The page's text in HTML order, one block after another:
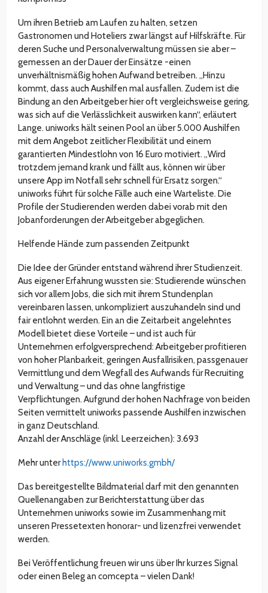
Um ihren Betrieb am Laufen zu halten, setzen
Gastronomen und Hoteliers zwar längst auf Hilfskräfte. Für
deren Suche und Personalverwaltung müssen sie aber –
gemessen an der Dauer der Einsätze -einen
unverhältnismäßig hohen Aufwand betreiben. „Hinzu
kommt, dass auch Aushilfen mal ausfallen. Zudem ist die
Bindung an den Arbeitgeber hier oft vergleichsweise gering,
was sich auf die Verlässlichkeit auswirken kann“, erläutert
Lange. uniworks hält seinen Pool an über 5.000 Aushilfen
mit dem Angebot zeitlicher Flexibilität und einem
garantierten Mindestlohn von 16 Euro motiviert. „Wird
trotzdem jemand krank und fällt aus, können wir über
unsere App im Notfall sehr schnell für Ersatz sorgen.“
uniworks führt für solche Fälle auch eine Warteliste. Die
Profile der Studierenden werden dabei vorab mit den
Jobanforderungen der Arbeitgeber abgeglichen.
Helfende Hände zum passenden Zeitpunkt
Die Idee der Gründer entstand während ihrer Studienzeit.
Aus eigener Erfahrung wussten sie: Studierende wünschen
sich vor allem Jobs, die sich mit ihrem Stundenplan
vereinbaren lassen, unkompliziert auszuhandeln sind und
fair entlohnt werden. Ein an die Zeitarbeit angelehntes
Modell bietet diese Vorteile – und ist auch für
Unternehmen erfolgversprechend: Arbeitgeber profitieren
von hoher Planbarkeit, geringen Ausfallrisiken, passgenauer
Vermittlung und dem Wegfall des Aufwands für Recruiting
und Verwaltung – und das ohne langfristige
Verpflichtungen. Aufgrund der hohen Nachfrage von beiden
Seiten vermittelt uniworks passende Aushilfen inzwischen
in ganz Deutschland.
Anzahl der Anschläge (inkl. Leerzeichen): 3.693
Mehr unter https://www.uniworks.gmbh/
Das bereitgestellte Bildmaterial darf mit den genannten
Quellenangaben zur Berichterstattung über das
Unternehmen uniworks sowie im Zusammenhang mit
unseren Pressetexten honorar- und lizenzfrei verwendet
werden.
Bei Veröffentlichung freuen wir uns über Ihr kurzes Signal
oder einen Beleg an comcepta – vielen Dank!